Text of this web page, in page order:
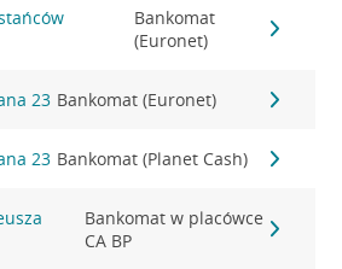
Bankomat
(Euronet)
23 Bankomat (Euronet)
23 Bankomat (Planet Cash)
Bankomat w placówce
CA BP